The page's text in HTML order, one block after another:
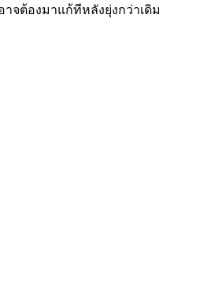
จต้องมาแก้ทีหลังยุ่งกว่าเดิม